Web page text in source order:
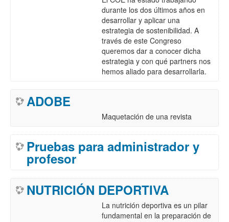
durante los dos últimos años en
desarrollar y aplicar una
estrategia de sostenibilidad. A
través de este Congreso
queremos dar a conocer dicha
estrategia y con qué partners nos
hemos aliado para desarrollarla.
ADOBE
Maquetación de una revista
Pruebas para administrador y
profesor
NUTRICIÓN DEPORTIVA
La nutrición deportiva es un pilar
fundamental en la preparación de